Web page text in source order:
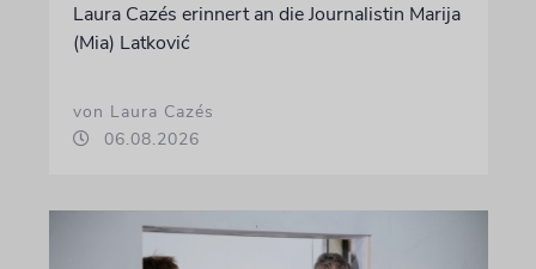
Laura Cazés erinnert an die Journalistin Marija
(Mia) Latković
von Laura Cazés
06.08.2026